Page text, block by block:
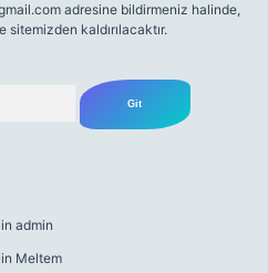
adresine bildirmeniz halinde,
kaldırılacaktır.
admin
Meltem